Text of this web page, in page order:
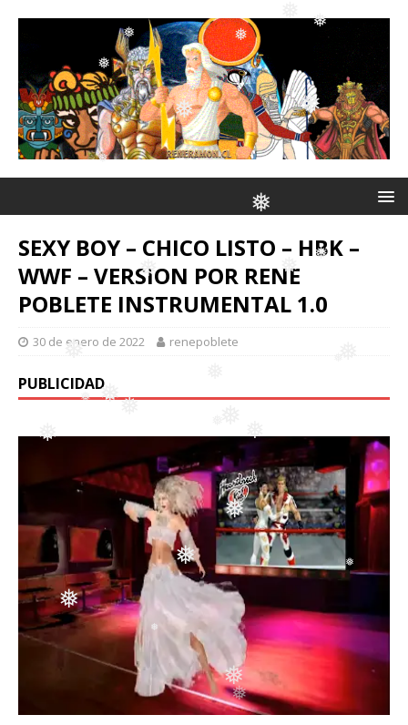
❅
❅ ❅
❅
❅
❅❅
❅
❅ ❅
❅
❅
❅
❅
❅
❅
❅ ❅
❅
❅ ❅
❅
❅
❅
SEXY BOY – CHICO LISTO – HBK –
WWF – VERSION POR RENE
POBLETE INSTRUMENTAL 1.0
30 de enero de 2022 renepoblete
PUBLICIDAD